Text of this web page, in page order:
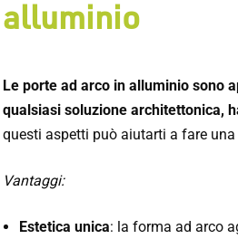
alluminio
Le porte ad arco in alluminio sono
qualsiasi soluzione architettonica,
questi aspetti può aiutarti a fare
Vantaggi:
Estetica unica: la forma ad arco